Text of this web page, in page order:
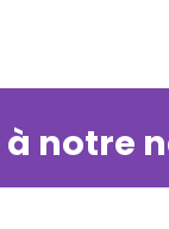
notre